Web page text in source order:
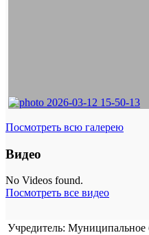
Посмотреть всю галерею
Видео
No Videos found.
Посмотреть все видео
Учредитель: Муниципальное